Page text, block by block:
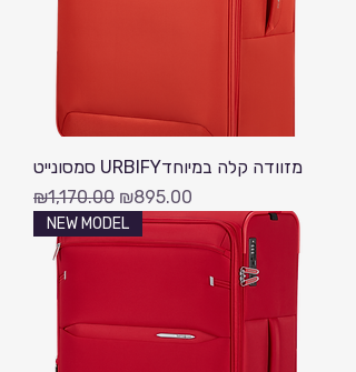
סמסונייט URBIFYמזוודה קלה במיוחד
Regular Price
₪1,170.00 Sale Price
₪895.00
NEW MODEL